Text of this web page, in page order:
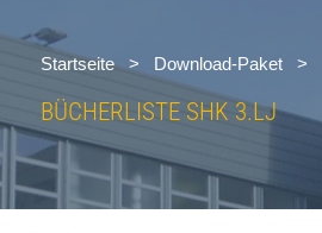
Startseite > Download-Paket >
BÜCHERLISTE SHK 3.LJ